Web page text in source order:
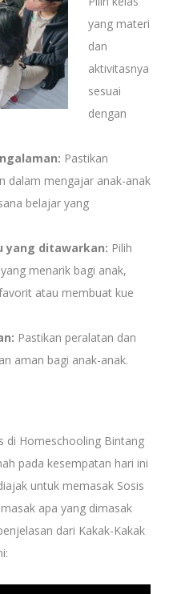
yang materi
dan
aktivitasnya
sesuai
dengan
Pastikan
dalam mengajar anak-anak
belajar yang
yang ditawarkan: Pilih
menarik bagi anak,
atau membuat kue
Pastikan peralatan dan
aman bagi anak-anak.
di Homeschooling Bintang
pada kesempatan hari ini
untuk memasak Sosis
apa yang dimasak
dari Kakak-Kakak